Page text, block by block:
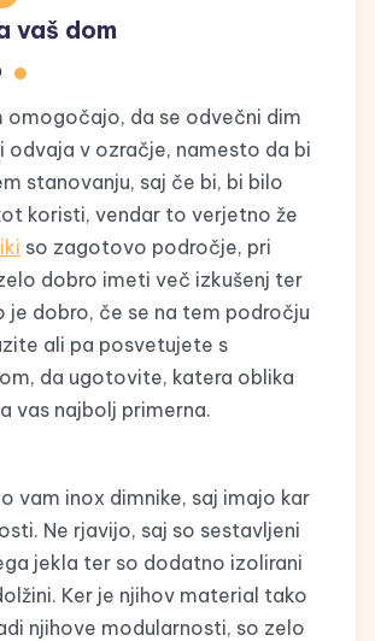
vaš dom
omogočajo, da se odvečni dim
odvaja v ozračje, namesto da bi
stanovanju, saj če bi, bi bilo
koristi, vendar to verjetno že
so zagotovo področje, pri
dobro imeti več izkušenj ter
je dobro, če se na tem področju
ali pa posvetujete s
da ugotovite, katera oblika
vas najbolj primerna.
vam inox dimnike, saj imajo kar
Ne rjavijo, saj so sestavljeni
jekla ter so dodatno izolirani
Ker je njihov material tako
njihove modularnosti, so zelo